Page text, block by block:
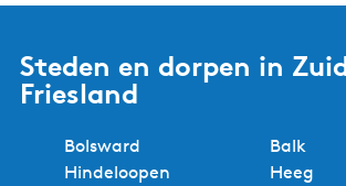
Steden en dorpen in
Friesland
Bolsward
Balk
Hindeloopen
Heeg